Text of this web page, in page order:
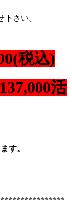
さい。
税込)
活
す。